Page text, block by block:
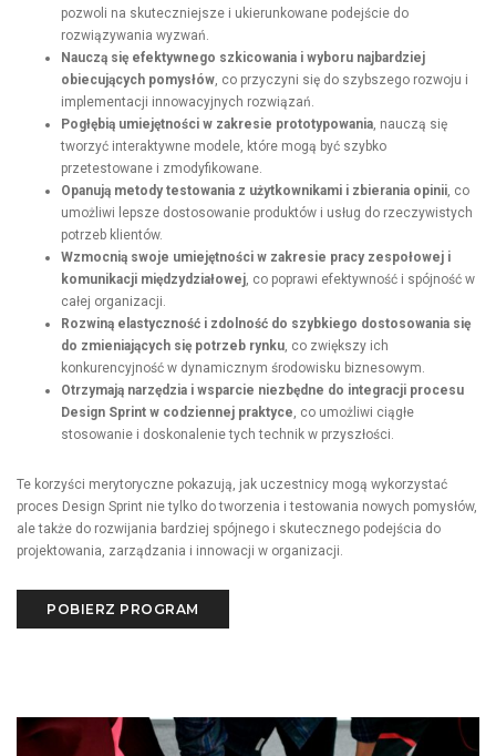
pozwoli na skuteczniejsze i ukierunkowane podejście do
rozwiązywania wyzwań.
Nauczą się efektywnego szkicowania i wyboru najbardziej
obiecujących pomysłów, co przyczyni się do szybszego rozwoju i
implementacji innowacyjnych rozwiązań.
Pogłębią umiejętności w zakresie prototypowania, nauczą się
tworzyć interaktywne modele, które mogą być szybko
przetestowane i zmodyfikowane.
Opanują metody testowania z użytkownikami i zbierania opinii, co
umożliwi lepsze dostosowanie produktów i usług do rzeczywistych
potrzeb klientów.
Wzmocnią swoje umiejętności w zakresie pracy zespołowej i
komunikacji międzydziałowej, co poprawi efektywność i spójność w
całej organizacji.
Rozwiną elastyczność i zdolność do szybkiego dostosowania się
do zmieniających się potrzeb rynku, co zwiększy ich
konkurencyjność w dynamicznym środowisku biznesowym.
Otrzymają narzędzia i wsparcie niezbędne do integracji procesu
Design Sprint w codziennej praktyce, co umożliwi ciągłe
stosowanie i doskonalenie tych technik w przyszłości.
Te korzyści merytoryczne pokazują, jak uczestnicy mogą wykorzystać
proces Design Sprint nie tylko do tworzenia i testowania nowych pomysłów,
ale także do rozwijania bardziej spójnego i skutecznego podejścia do
projektowania, zarządzania i innowacji w organizacji.
POBIERZ PROGRAM